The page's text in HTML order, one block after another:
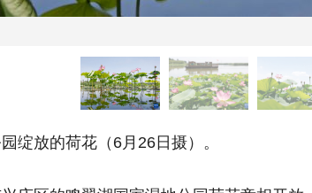
放的荷花（6月26日摄）。